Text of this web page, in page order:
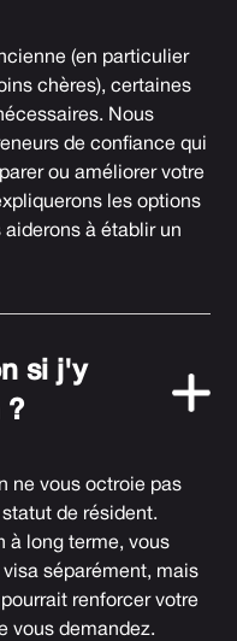
(en particulier
chères), certaines
Nous
de confiance qui
ou améliorer votre
les options
à établir un
si j'y
?
ne vous octroie pas
de résident.
à long terme, vous
séparément, mais
renforcer votre
vous demandez.